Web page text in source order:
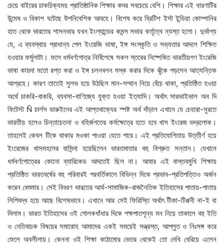
চেয়ে বাইরের চাকচিক্যময় প্রাতিষ্ঠানিক শিক্ষার কদর সবচেয়ে বেশি। শিক্ষার এই ধারণাটির
উন্মেষ ও বিকাশ ঘটেছে উপনিবেশিক আবহে। বিশেষ করে ব্রিটিশ ইস্ট ইন্ডিয়া কোম্পানির
হাত থেকে ভারতের শাসনভার যখন ইংল্যান্ডের কমন্স সভার কর্তৃত্বে ন্যস্ত হলো। দুর্ভাগ্য
যে, এ ব্যবস্থায় প্রাধান্য পেল ইংরেজি ভাষা, ইঙ্গ সংস্কৃতি ও সভ্যতার আদলে শিক্ষিত
হওয়ার ফর্মুলাটা। ফলে ধর্মবর্ণগোত্র নির্বিশেষে সকল স্তরের নিষ্পেষিত ভারতীয়গণ ইংরেজি
ভাষা কায়দা মতো রপ্ত করা ও ইঙ্গ চলনবলন মস্ক করার দিকে ঝুঁকে পড়লেন আত্যন্তিক
আগ্রহে। কারণ তাতেই সুলভ হয়ে উঠছিল মান-সম্মান নিয়ে বেঁচে থাকা, প্রতিষ্ঠিত হওয়া
অর্থে চাকরি-বাকরি, ব্যবসা-বাণিজ্যে যুক্ত হওয়া ইত্যাদি। অর্থাৎ সারভাইভাল অব দি
ফিটেস্ট Ñ চার্লস ডারুইনের এই আপ্তবাক্যের স্পষ্ট অর্থ দাঁড়াল এখানে যে চেহারা-সুরতে
ভারতীয় হলেও চিন্তাচেতনা ও বহির্জগতের কর্মক্ষেত্রে হতে হবে খাস ইংরেজ ভদ্রলোক।
তাহলেই কেবল টিকে থাকার মওকা পাওয়া যেতে পারে। এই প্রতিযোগিতায় উত্তীর্ণ হয়ে
ইংরেজের খাসমহলের বাসিন্দা হয়েছিলেন ভারতমাতার বহু বিশ্রুত সন্তান। যেখানে
ধর্মবর্ণগোত্রের কোনো ব্যারিকেড আদতেই ছিল না। আবার এই বাস্তবমুখি শিক্ষায়
প্রতিষ্ঠিত ভারতবর্ষের বহু পরিবারই পরবর্তিকালে বিভিন্ন দিকে প্রভাব-প্রতিপত্তিও অর্জন
করেন বেশুমার। সেই বিবরণ ভারতের আর্থ-সামাজিক-রাজনৈতিক ইতিহাসের পাতায়-পাতায়
লিপিবদ্ধ হয়ে আছে বিশেষভাবে। এখানে আর সেই ফিরিস্তি অর্থাৎ টীকা-টিপ্পনী না-ই বা
দিলাম। ভারত ইতিহাসের ওই গোলকধাঁধার দিকে পক্ষপাতশূন্য মন নিয়ে তাকালে বহু ইতি
ও নেতিবাচক বিষয়ের সমারোহ আমাদের একই সময়েই সন্ত্রস্ত, আপ্লুত ও নিঃসঙ্গ করে
ফেলে অবলীলায়। কেননা ওই শিক্ষা কাঠামোর ভেতর থেকেই তো দেখি বেরিয়ে এলেন